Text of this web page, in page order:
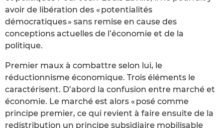
avoir de libération des « potentialités
démocratiques » sans remise en cause des
conceptions actuelles de l’économie et de la
politique.
Premier maux à combattre selon lui, le
réductionnisme économique. Trois éléments le
caractérisent. D’abord la confusion entre marché et
économie. Le marché est alors « posé comme
principe premier, ce qui revient à faire ensuite de la
redistribution un principe subsidiaire mobilisable